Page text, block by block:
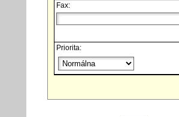
Fax:
Priorita: